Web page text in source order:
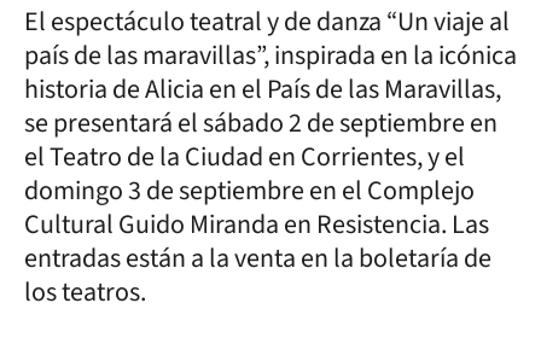
El espectáculo teatral y de danza “Un viaje al
país de las maravillas”, inspirada en la icónica
historia de Alicia en el País de las Maravillas,
se presentará el sábado 2 de septiembre en
el Teatro de la Ciudad en Corrientes, y el
domingo 3 de septiembre en el Complejo
Cultural Guido Miranda en Resistencia. Las
entradas están a la venta en la boletaría de
los teatros.